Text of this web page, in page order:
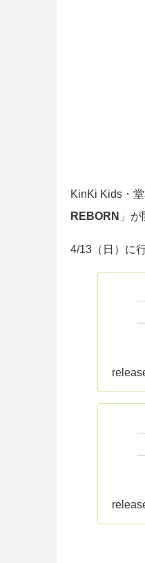
KinKi Kids・
REBORN 」が
4/13（日）に